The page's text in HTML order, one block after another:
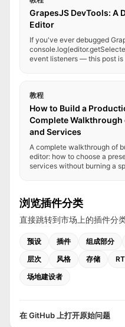
GrapesJS DevTools: A
Editor
If you've ever debugged
event listeners — this post is
教程
How to Build a
Complete Walkthrough
and Services
A complete walkthrough of
editor: how to choose a
services without burning a
浏览插件分类
直接跳转到市场上的插件分类
预设 插件 组成部分
层次
风格 存储
场地建设者
在 GitHub 上打开原始问题